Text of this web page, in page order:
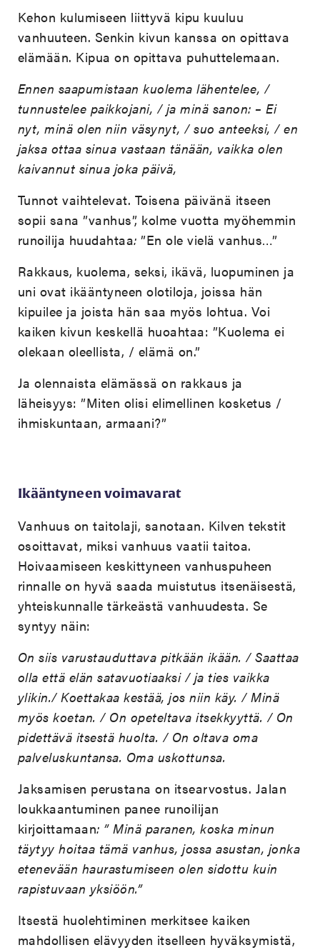
Kehon kulumiseen liittyvä kipu kuuluu
vanhuuteen. Senkin kivun kanssa on opittava
elämään. Kipua on opittava puhuttelemaan.
Ennen saapumistaan kuolema lähentelee, /
tunnustelee paikkojani, / ja minä sanon: – Ei
nyt, minä olen niin väsynyt, / suo anteeksi, / en
jaksa ottaa sinua vastaan tänään, vaikka olen
kaivannut sinua joka päivä,
Tunnot vaihtelevat. Toisena päivänä itseen
sopii sana ”vanhus”, kolme vuotta myöhemmin
runoilija huudahtaa:”En ole vielä vanhus…”
Rakkaus, kuolema, seksi, ikävä, luopuminen ja
uni ovat ikääntyneen olotiloja, joissa hän
kipuilee ja joista hän saa myös lohtua. Voi
kaiken kivun keskellä huoahtaa: ”Kuolema ei
olekaan oleellista, / elämä on.”
Ja olennaista elämässä on rakkaus ja
läheisyys: ”Miten olisi elimellinen kosketus /
ihmiskuntaan, armaani?”
Ikääntyneen voimavarat
Vanhuus on taitolaji, sanotaan. Kilven tekstit
osoittavat, miksi vanhuus vaatii taitoa.
Hoivaamiseen keskittyneen vanhuspuheen
rinnalle on hyvä saada muistutus itsenäisestä,
yhteiskunnalle tärkeästä vanhuudesta. Se
syntyy näin:
On siis varustauduttava pitkään ikään. / Saattaa
olla että elän satavuotiaaksi / ja ties vaikka
ylikin./ Koettakaa kestää, jos niin käy. / Minä
myös koetan. / On opeteltava itsekkyyttä. / On
pidettävä itsestä huolta. / On oltava oma
palveluskuntansa. Oma uskottunsa.
Jaksamisen perustana on itsearvostus. Jalan
loukkaantuminen panee runoilijan
kirjoittamaan: ” Minä paranen, koska minun
täytyy hoitaa tämä vanhus, jossa asustan, jonka
etenevään haurastumiseen olen sidottu kuin
rapistuvaan yksiöön.”
Itsestä huolehtiminen merkitsee kaiken
mahdollisen elävyyden itselleen hyväksymistä,